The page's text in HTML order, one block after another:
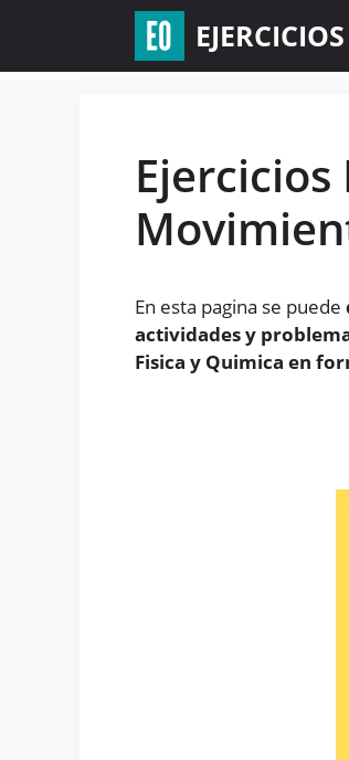
contenido
Ejercicios
En esta pagina se puede
actividades y
Fisica y Quimica en